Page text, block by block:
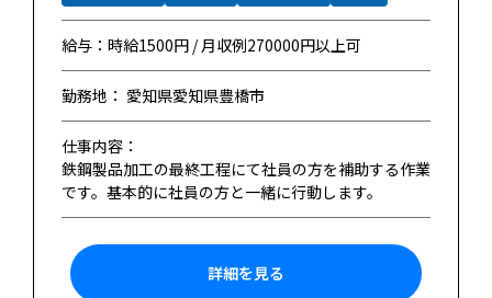
給与：時給1500円 / 月収例270000円以上可
勤務地： 愛知県愛知県豊橋市
仕事内容：
鉄鋼製品加工の最終工程にて社員の方を補助する作業
です。基本的に社員の方と一緒に行動します。
詳細を見る